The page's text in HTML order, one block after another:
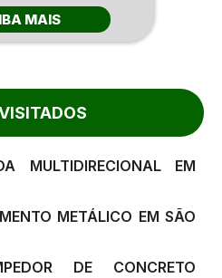
MAIS
MULTIDIRECIONAL EM
METÁLICO EM SÃO
DE CONCRETO